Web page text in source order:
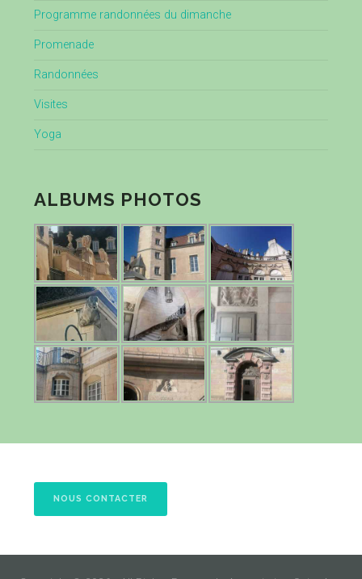
Programme randonnées du dimanche
Promenade
Randonnées
Visites
Yoga
ALBUMS PHOTOS
NOUS CONTACTER